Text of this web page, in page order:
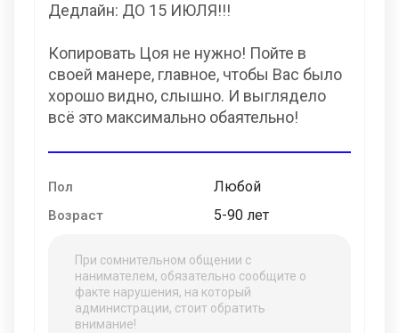
Дедлайн: ДО 15 ИЮЛЯ!!!
Копировать Цоя не нужно! Пойте в
своей манере, главное, чтобы Вас было
хорошо видно, слышно. И выглядело
всё это максимально обаятельно!
Пол Любой
Возраст 5-90 лет
При сомнительном общении с
нанимателем, обязательно сообщите о
факте нарушения, на который
администрации, стоит обратить
внимание!